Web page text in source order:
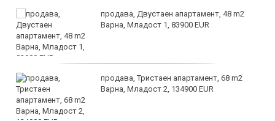
продава, Двустаен апартамент, 48 m2
Варна, Младост 1, 83900 EUR
продава, Тристаен апартамент, 68 m2
Варна, Младост 2, 134900 EUR